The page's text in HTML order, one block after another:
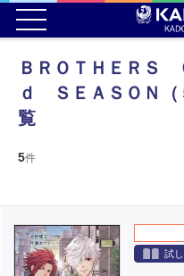
ＢＲＯＴＨＥＲＳ
ｄ ＳＥＡＳＯＮ（
覧
5件
試